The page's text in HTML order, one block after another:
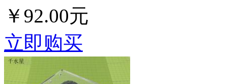
￥92.00元
立即购买